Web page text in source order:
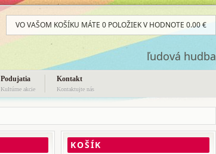
ľudová hudba
Podujatia
Kultúrne akcie
Kontakt
Kontaktujte nás
VO VAŠOM KOŠÍKU MÁTE 0 POLOŽIEKV HODNOTE 0.00€
KOŠÍK